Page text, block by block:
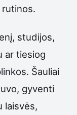
studijos,
ar tiesiog
Šauliai
gyventi
laisvės,